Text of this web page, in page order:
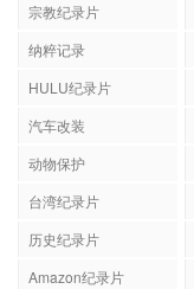
宗教纪录片
纳粹记录
HULU纪录片
汽车改装
动物保护
台湾纪录片
历史纪录片
Amazon纪录片